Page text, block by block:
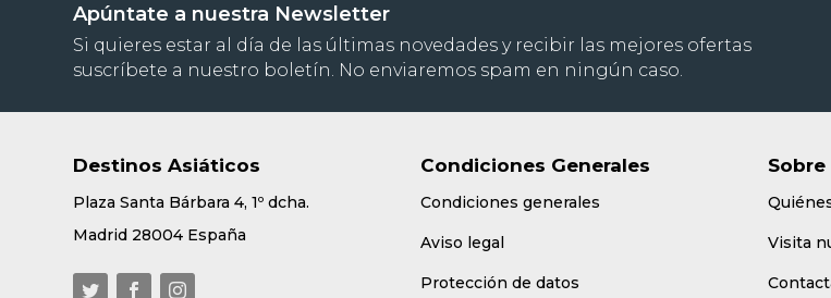
Apúntate a nuestra Newsletter
Si quieres estar al día de las últimas novedades y recibir las mejores ofertas
suscríbete a nuestro boletín. No enviaremos spam en ningún caso.
Destinos Asiáticos
Plaza Santa Bárbara 4, 1º dcha.
Madrid 28004 España
Condiciones Generales
Condiciones generales
Aviso legal
Protección de datos
Visita